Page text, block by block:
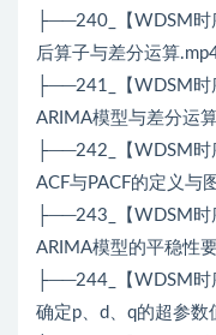
├──240_【WDSM时
后算子与差分运算
├──241_【WDSM时
ARIMA模型与差分运
├──242_【WDSM时
ACF与PACF的定义与
├──243_【WDSM时
ARIMA模型的平稳性
├──244_【WDSM时
确定p、d、q的超参